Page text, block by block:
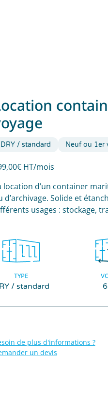
DRY / standard Neuf ou 1er
HT/mois
location d’un container
d’archivage. Solide et
usages : stockage,
TYPE
/ standard
de plus d'informations ?
un devis